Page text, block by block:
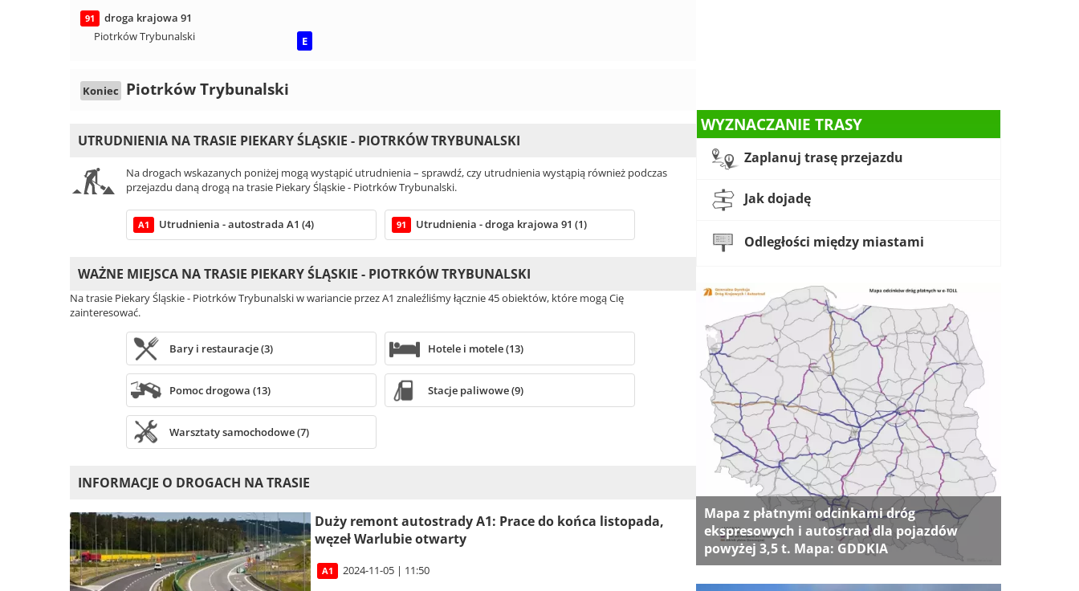
91
droga krajowa 91
Piotrków Trybunalski
E
Koniec Piotrków Trybunalski
UTRUDNIENIA NA TRASIE PIEKARY ŚLĄSKIE - PIOTRKÓW TRYBUNALSKI
Na drogach wskazanych poniżej mogą wystąpić utrudnienia – sprawdź, czy utrudnienia wystąpią również podczas
przejazdu daną drogą na trasie Piekary Śląskie - Piotrków Trybunalski.
A1 Utrudnienia - autostrada A1 (4) 91 Utrudnienia - droga krajowa 91 (1)
WAŻNE MIEJSCA NA TRASIE PIEKARY ŚLĄSKIE - PIOTRKÓW TRYBUNALSKI
Na trasie Piekary Śląskie - Piotrków Trybunalski w wariancie przez A1 znaleźliśmy łącznie 45 obiektów, które mogą Cię
zainteresować.
Bary i restauracje (3) Hotele i motele (13)
Pomoc drogowa (13) Stacje paliwowe (9)
Warsztaty samochodowe (7)
INFORMACJE O DROGACH NA TRASIE
Duży remont autostrady A1: Prace do końca listopada,
węzeł Warlubie otwarty
A1 2024-11-05 | 11:50
WYZNACZANIE TRASY
Zaplanuj trasę przejazdu
Jak dojadę
Odległości między miastami
Mapa z płatnymi odcinkami dróg
ekspresowych i autostrad dla pojazdów
powyżej 3,5 t. Mapa: GDDKIA